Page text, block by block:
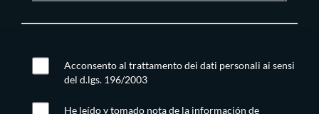
Acconsento al trattamento dei dati personali ai sensi
del d.lgs. 196/2003
He leído y tomado nota de la información de